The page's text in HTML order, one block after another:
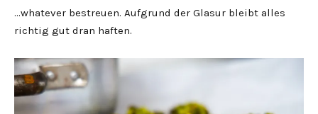
…whatever bestreuen. Aufgrund der Glasur bleibt alles
richtig gut dran haften.